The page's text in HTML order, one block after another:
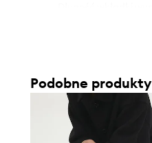
Podobne produkty